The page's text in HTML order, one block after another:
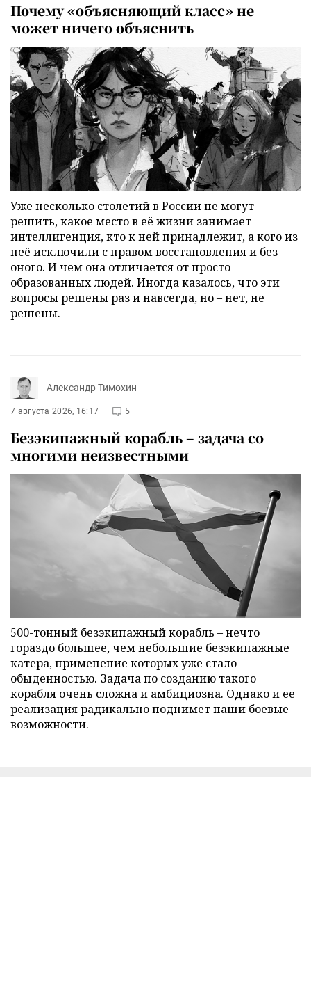
Почему «объясняющий класс» не
может ничего объяснить
Уже несколько столетий в России не могут
решить, какое место в её жизни занимает
интеллигенция, кто к ней принадлежит, а кого из
неё исключили с правом восстановления и без
оного. И чем она отличается от просто
образованных людей. Иногда казалось, что эти
вопросы решены раз и навсегда, но – нет, не
решены.
Александр Тимохин
7 августа 2026, 16:17 5
Безэкипажный корабль – задача со
многими неизвестными
500-тонный безэкипажный корабль – нечто
гораздо большее, чем небольшие безэкипажные
катера, применение которых уже стало
обыденностью. Задача по созданию такого
корабля очень сложна и амбициозна. Однако и ее
реализация радикально поднимет наши боевые
возможности.